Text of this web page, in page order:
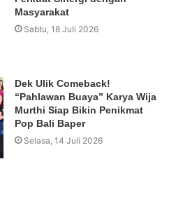
Masyarakat
Sabtu, 18 Juli 2026
Dek Ulik Comeback!
“Pahlawan Buaya” Karya Wija
Murthi Siap Bikin Penikmat
Pop Bali Baper
Selasa, 14 Juli 2026